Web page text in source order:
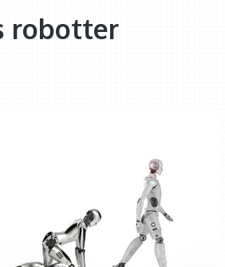
robotter